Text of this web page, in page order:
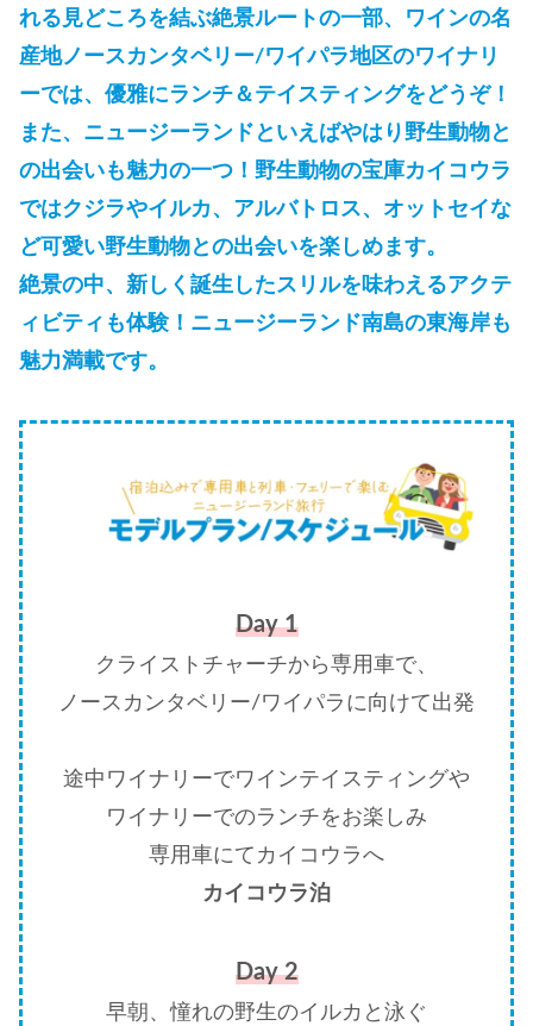
れる見どころを結ぶ絶景ルートの一部、ワインの名
産地ノースカンタベリー/ワイパラ地区のワイナリ
ーでは、優雅にランチ＆テイスティングをどうぞ！
また、ニュージーランドといえばやはり野生動物と
の出会いも魅力の一つ！野生動物の宝庫カイコウラ
ではクジラやイルカ、アルバトロス、オットセイな
ど可愛い野生動物との出会いを楽しめます。
絶景の中、新しく誕生したスリルを味わえるアクテ
ィビティも体験！ニュージーランド南島の東海岸も
魅力満載です。
Day 1
クライストチャーチから専用車で、
ノースカンタベリー/ワイパラに向けて出発
途中ワイナリーでワインテイスティングや
ワイナリーでのランチをお楽しみ
専用車にてカイコウラへ
カイコウラ泊
Day 2
早朝、憧れの野生のイルカと泳ぐ